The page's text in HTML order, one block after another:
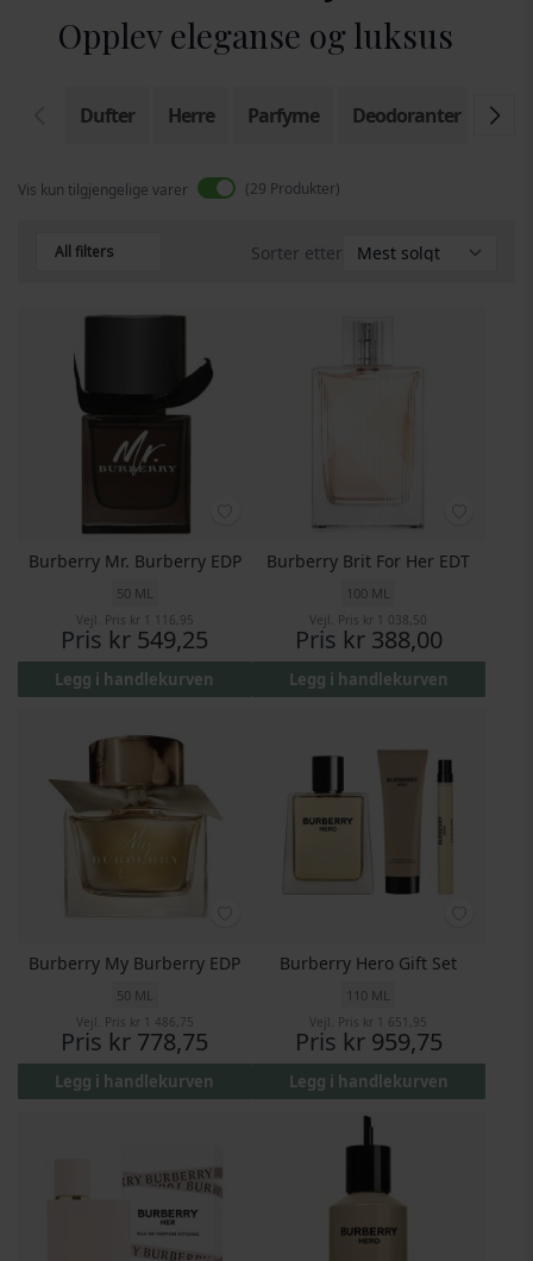
Opplev eleganse og luksus
Dufter Herre Parfyme Deodoranter Eau
Vis kun tilgjengelige varer 29 Produkter
All filters Sorter etter
Burberry Mr. Burberry EDP
50 ML
Vejl. Pris kr 1 116,95
Pris kr 549,25
Legg i handlekurven
Burberry Brit For Her EDT
100 ML
Vejl. Pris kr 1 038,50
Pris kr 388,00
Legg i handlekurven
Burberry My Burberry EDP
50 ML
Vejl. Pris kr 1 486,75
Pris kr 778,75
Legg i handlekurven
Burberry Hero Gift Set
110 ML
Vejl. Pris kr 1 651,95
Pris kr 959,75
Legg i handlekurven